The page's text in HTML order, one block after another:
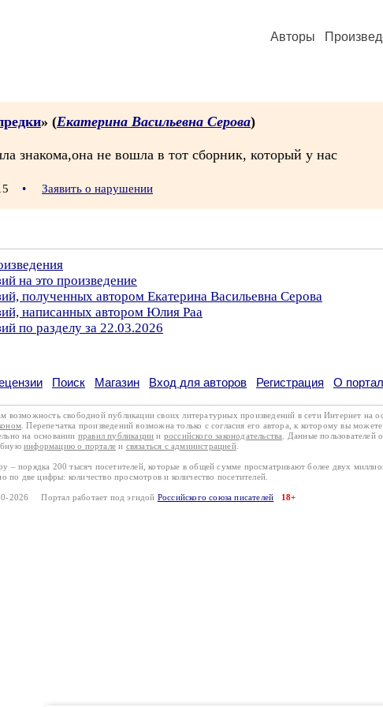
Авторы
» (Екатерина Васильевна Серова)
знакома,она не вошла в тот сборник, который у нас
• Заявить о нарушении
на это произведение
полученных автором Екатерина Васильевна Серова
написанных автором Юлия Раа
по разделу за 22.03.2026
Поиск Магазин Вход для авторов Регистрация О
возможность свободной публикации своих литературных произведений в сети Интернет на
. Перепечатка произведений возможна только с согласия его автора, к которому вы
на основании правил публикации и российского законодательства . Данные пользователей
информацию о портале и связаться с администрацией.
– порядка 200 тысяч посетителей, которые в общей сумме просматривают более двух
по две цифры: количество просмотров и количество посетителей.
2026 Портал работает под эгидой Российского союза писателей 18+